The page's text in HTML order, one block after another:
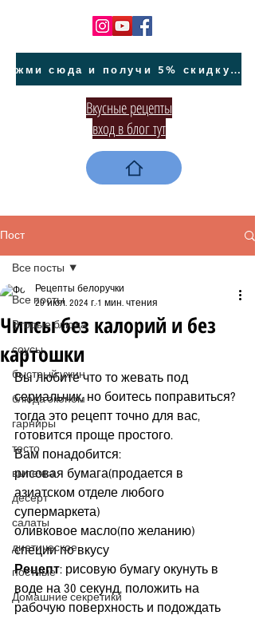
жми сюда и получи 5% скидку на покупку авто на Кипре и автообслуживание
Вкусные рецепты
вход в блог тут
Пост
Все посты
Вторые блюда
соусы
быстрый ужин
блюда эконом
гарниры
тесто
выпечка
десерт
салаты
диетическое
постные
Домашние секретики
Все посты
Чипсы без калорий и без
картошки
Рецепты белоручки
20 июл. 2024 г. 1 мин. чтения
Вы любите что то жевать под
сериальчик, но боитесь поправиться?
тогда это рецепт точно для вас,
готовится проще простого.
Вам понадобится:
рисовая бумага(продается в
азиатском отделе любого
супермаркета)
оливковое масло(по желанию)
специи по вкусу
Рецепт: рисовую бумагу окунуть в
воде на 30 секунд, положить на
рабочую поверхность и подождать